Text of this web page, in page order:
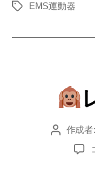
タ
EMS運動器
投 作成